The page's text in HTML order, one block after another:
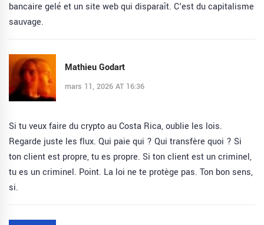
bancaire gelé et un site web qui disparaît. C'est du capitalisme
sauvage.
Mathieu Godart
mars 11, 2026 AT 16:36
Si tu veux faire du crypto au Costa Rica, oublie les lois.
Regarde juste les flux. Qui paie qui ? Qui transfère quoi ? Si
ton client est propre, tu es propre. Si ton client est un criminel,
tu es un criminel. Point. La loi ne te protège pas. Ton bon sens,
si.